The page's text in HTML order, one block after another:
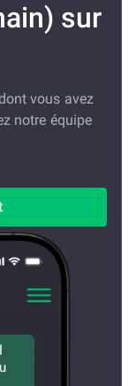
sur
vous avez
notre équipe